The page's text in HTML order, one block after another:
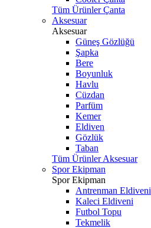
Tüm Ürünler Çanta
Aksesuar
Aksesuar
Güneş Gözlüğü
Şapka
Bere
Boyunluk
Havlu
Cüzdan
Parfüm
Kemer
Eldiven
Gözlük
Taban
Tüm Ürünler Aksesuar
Spor Ekipman
Spor Ekipman
Antrenman Eldiveni
Kaleci Eldiveni
Futbol Topu
Tekmelik